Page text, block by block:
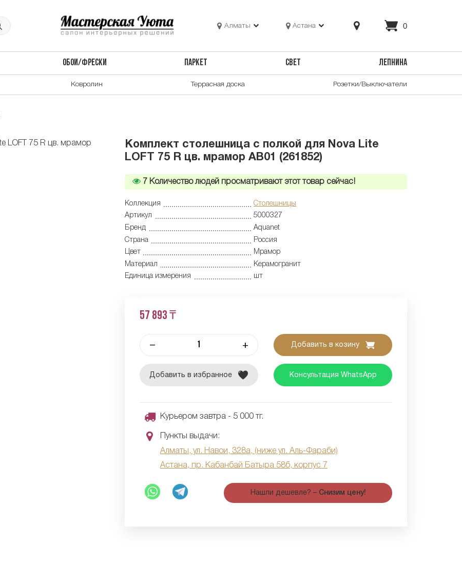
Алматы Астана 0
ОБОИ/ФРЕСКИ ПАРКЕТ СВЕТ ЛЕПНИНА
Ковролин Террасная доска Розетки/Выключатели
Комплект столешница с полкой для Nova Lite
LOFT 75 R цв. мрамор АВ01 (261852)
7 Количество людей просматривают этот товар сейчас!
Коллекция
Столешницы
Артикул
5000327
Бренд
Aquanet
Страна
Россия
Цвет
Мрамор
Материал
Керамогранит
Единица измерения
шт
57 893 ₸
– + Добавить в козину
Добавить в избранное Консультация WhatsApp
Курьером завтра - 5 000 тг.
Пункты выдачи:
Алматы, ул. Навои, 328а, (ниже ул. Аль-Фараби)
Астана, пр. Кабанбай Батыра 58б, корпус 7
Нашли дешевле? – Снизим цену!